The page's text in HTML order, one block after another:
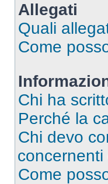
Allegati
Quali
Come
Chi ha
Perché la
Chi devo
Come